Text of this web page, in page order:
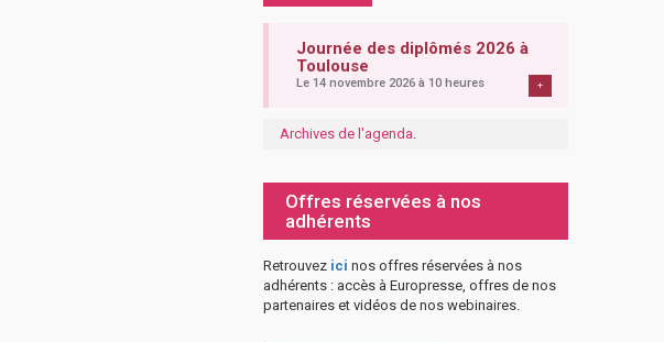
Journée des diplômés 2026 à
Toulouse
Le 14 novembre 2026 à 10 heures +
Archives de l'agenda.
Offres réservées à nos
adhérents
Retrouvez ici nos offres réservées à nos
adhérents : accès à Europresse, offres de nos
partenaires et vidéos de nos webinaires.